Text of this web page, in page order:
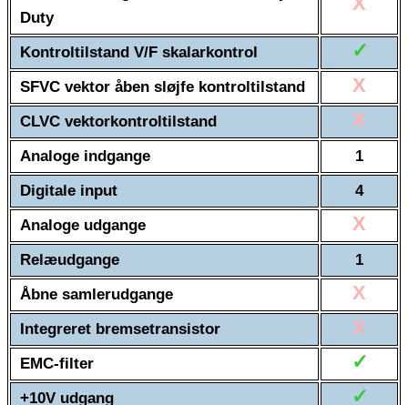
Duty
Kontroltilstand V/F skalarkontrol ✓
SFVC vektor åben sløjfe kontroltilstand X
CLVC vektorkontroltilstand X
Analoge indgange
1
Digitale input
4
Analoge udgange
X
Relæudgange
1
Åbne samlerudgange
X
Integreret bremsetransistor X
EMC-filter ✓
+10V udgang ✓